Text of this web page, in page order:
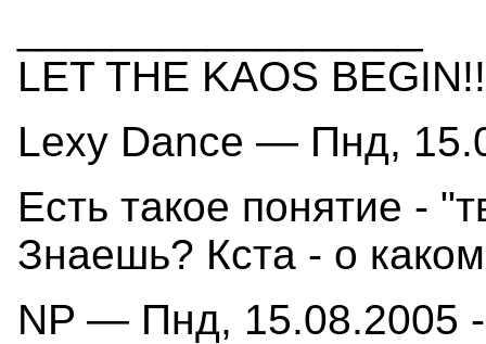
LET THE KAOS
Lexy Dance — Пнд,
Есть такое понятие -
Знаешь? Кста - о
NP — Пнд, 15.08.2005